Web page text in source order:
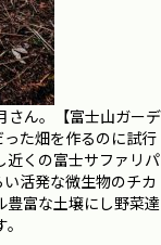
さん。【富士山ガーデ
た畑を作るのに試行
近くの富士サファリパ
活発な微生物のチカ
豊富な土壌にし野菜達